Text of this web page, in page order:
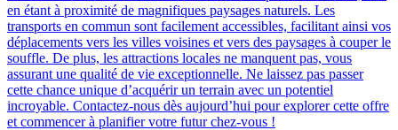
en étant à proximité de magnifiques paysages naturels. Les
transports en commun sont facilement accessibles, facilitant ainsi vos
déplacements vers les villes voisines et vers des paysages à couper le
souffle. De plus, les attractions locales ne manquent pas, vous
assurant une qualité de vie exceptionnelle. Ne laissez pas passer
cette chance unique d’acquérir un terrain avec un potentiel
incroyable. Contactez-nous dès aujourd’hui pour explorer cette offre
et commencer à planifier votre futur chez-vous !